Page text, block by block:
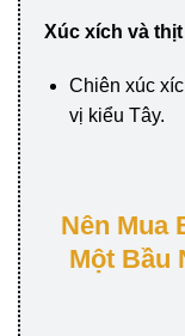
Xúc xích và
Chiên xúc
vị kiểu Tây.
Nên Mua
Một Bầu